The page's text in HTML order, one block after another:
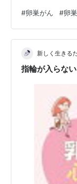
ごい量の髪の毛
Best★BEST 梓み
細を見る 排水溝
のですが、お風
ルに大量の抜け
#卵巣がん #卵
新しく生きる
指輪が入らない